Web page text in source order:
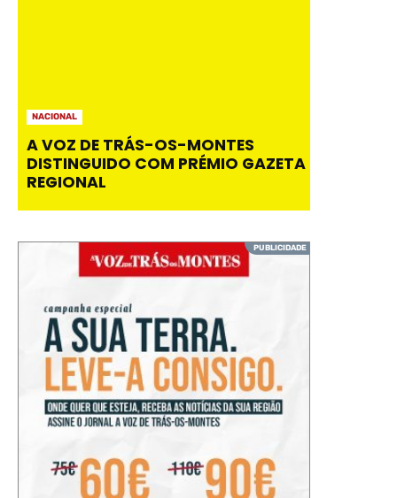
NACIONAL
A VOZ DE TRÁS-OS-MONTES
DISTINGUIDO COM PRÉMIO GAZETA
REGIONAL